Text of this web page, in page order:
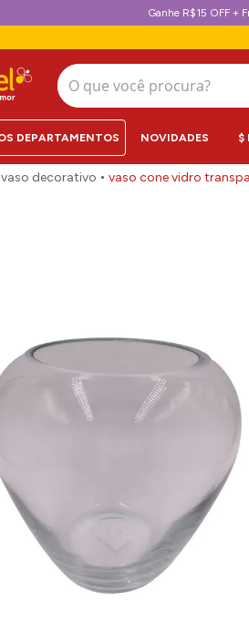
Ganhe R$15 OFF +
O que você procura?
NOVIDADES $
vaso decorativo vaso cone vidro